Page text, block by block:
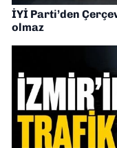
İYİ Parti’den
olmaz